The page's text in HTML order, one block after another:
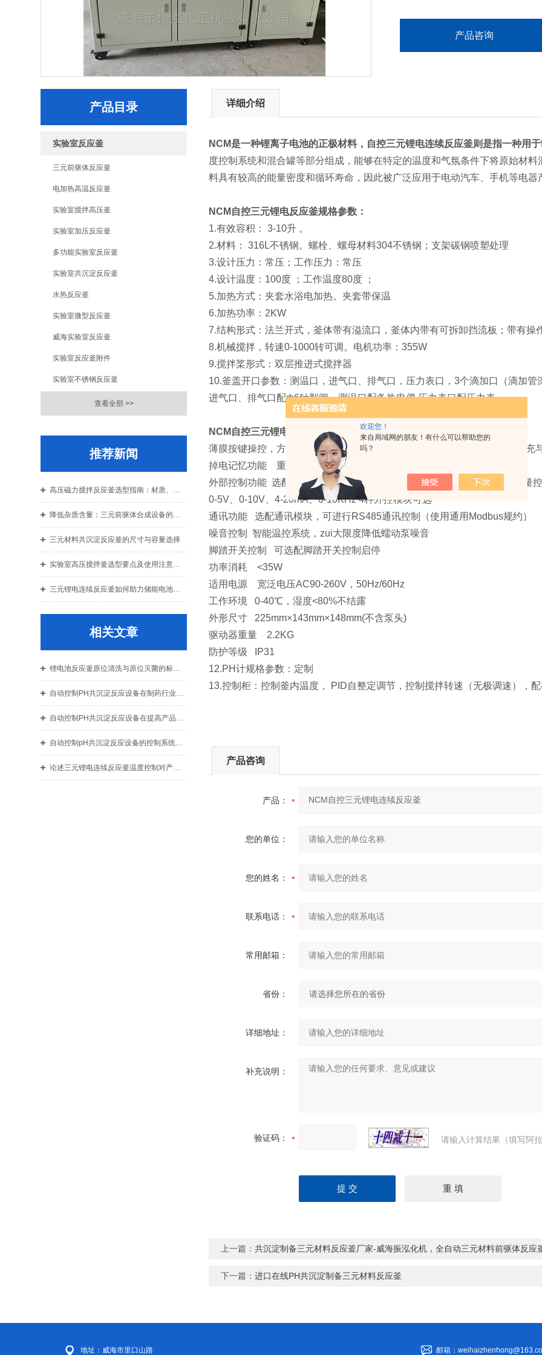
欢迎您！
来自局域网的朋友！有什么可以帮助您的
吗？
产品咨询
产品目录
实验室反应釜
三元前驱体反应釜
电加热高温反应釜
实验室搅拌高压釜
实验室加压反应釜
多功能实验室反应釜
实验室共沉淀反应釜
水热反应釜
实验室微型反应釜
威海实验室反应釜
实验室反应釜附件
实验室不锈钢反应釜
查看全部 >>
推荐新闻
高压磁力搅拌反应釜选型指南：材质、压力与密封结构的综合考量
降低杂质含量：三元前驱体合成设备的密封与清洗技术
三元材料共沉淀反应釜的尺寸与容量选择
实验室高压搅拌釜选型要点及使用注意事项详解
三元锂电连续反应釜如何助力储能电池领域的发展
相关文章
锂电池反应釜原位清洗与原位灭菌的标准化流程
自动控制PH共沉淀反应设备在制药行业的应用
自动控制PH共沉淀反应设备在提高产品质量中的优势
自动控制pH共沉淀反应设备的控制系统分析与改进
论述三元锂电连续反应釜温度控制对产品质量的影响
详细介绍
NCM是一种锂离子电池的正极材料，自控三元锂电连续反应釜则是指一种用
度控制系统和混合罐等部分组成，能够在特定的温度和气氛条件下将原始材
料具有较高的能量密度和循环寿命，因此被广泛应用于电动汽车、手机等电器
NCM自控三元锂电反应釜规格参数：
1.有效容积： 3-10升 。
2.材料： 316L不锈钢。螺栓、螺母材料304不锈钢；支架碳钢喷塑处理
3.设计压力：常压；工作压力：常压
4.设计温度：100度 ；工作温度80度 ；
5.加热方式：夹套水浴电加热。夹套带保温
6.加热功率：2KW
7.结构形式：法兰开式，釜体带有溢流口，釜体内带有可拆卸挡流板；带有操
8.机械搅拌，转速0-1000转可调。电机功率：355W
9.搅拌桨形式：双层推进式搅拌器
10.釜盖开口参数：测温口，进气口、排气口，压力表口，3个滴加口（滴加
进气口、排气口配ф6针型阀。测温口配备热电偶.压力表口配压力表。
NCM自控三元锂电反应釜操作方式：
薄膜按键操控，方便、快捷、可靠 速功能 可通过全速按钮实现管路快速填充
掉电记忆功能 重新上电后，按掉电前状态继续运行
外部控制功能 选配不同型号的外控模块，可进行启停控制、方向控制、流量
0-5V、0-10V、4-20mA、0-10KHz 4种外控模块可选
通讯功能 选配通讯模块，可进行RS485通讯控制（使用通用Modbus规约）
噪音控制 智能温控系统，zui大限度降低蠕动泵噪音
脚踏开关控制 可选配脚踏开关控制启停
功率消耗 <35W
适用电源 宽泛电压AC90-260V，50Hz/60Hz
工作环境 0-40℃，湿度<80%不结露
外形尺寸 225mm×143mm×148mm(不含泵头)
驱动器重量 2.2KG
防护等级 IP31
12.PH计规格参数：定制
13.控制柜：控制釜内温度， PID自整定调节，控制搅拌转速（无极调速），配
产品咨询
产品：
您的单位：
您的姓名：
联系电话：
常用邮箱：
省份：
详细地址：
补充说明：
验证码： 请输入计算结果（填写阿
上一篇：共沉淀制备三元材料反应釜厂家-威海振泓化机，全自动三元材料前驱体反应
下一篇：进口在线PH共沉淀制备三元材料反应釜
地址：威海市里口山路 邮箱：